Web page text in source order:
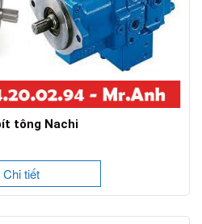
tông Nachi
Chi tiết